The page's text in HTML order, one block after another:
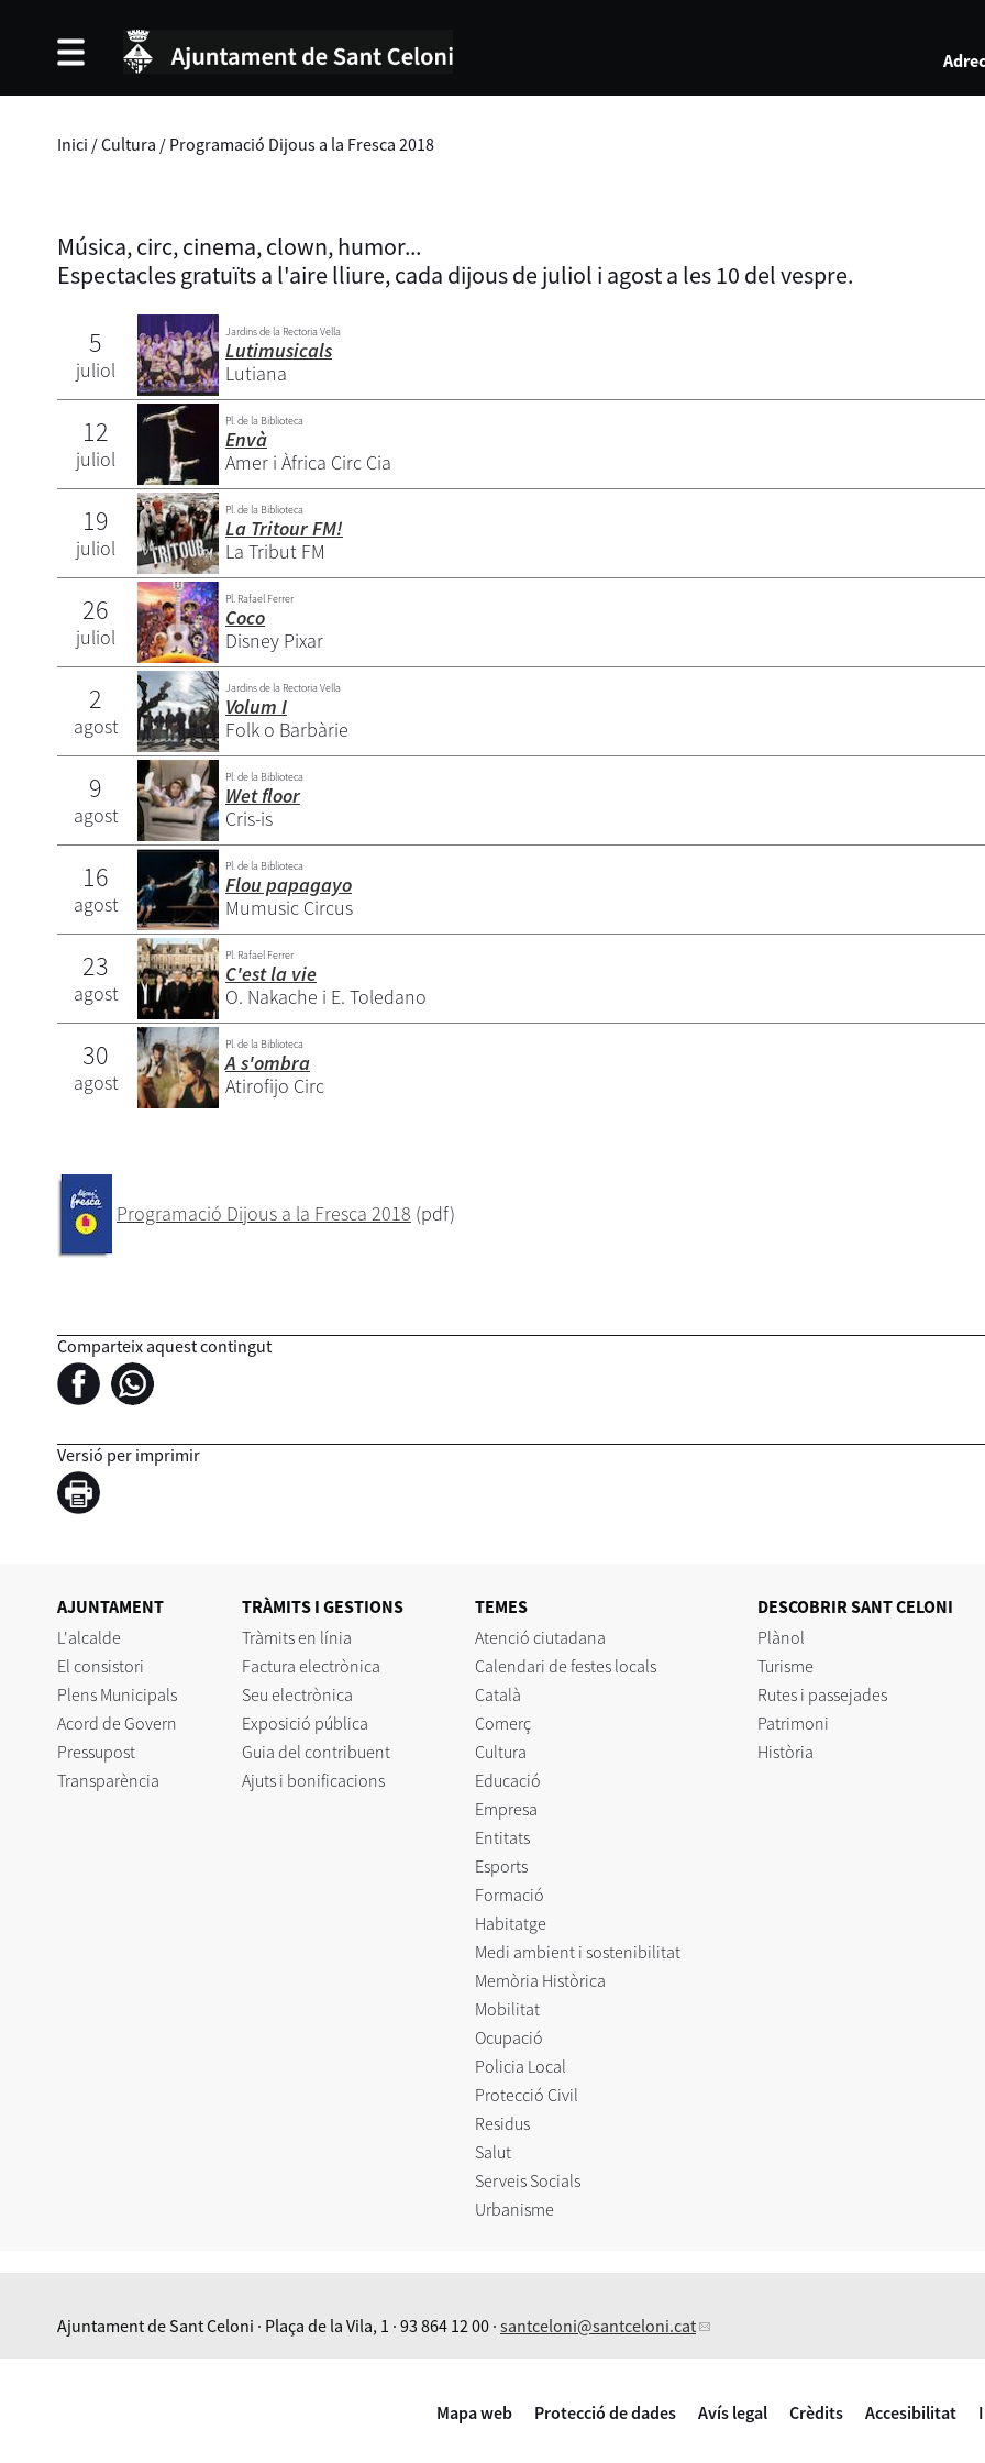
Inici /Cultura / Programació Dijous a la Fresca 2018
Música, circ, cinema, clown, humor...
Espectacles gratuïts a l'aire lliure, cada dijous de juliol i agost a les 10 del vespre.
5
juliol
Jardins de la Rectoria Vella
Lutimusicals
Lutiana
12
juliol
Pl. de la Biblioteca
Envà
Amer i Àfrica Circ Cia
19
juliol
Pl. de la Biblioteca
La Tritour FM!
La Tribut FM
26
juliol
Pl. Rafael Ferrer
Coco
Disney Pixar
2
agost
Jardins de la Rectoria Vella
Volum I
Folk o Barbàrie
9
agost
Pl. de la Biblioteca
Wet floor
Cris-is
16
agost
Pl. de la Biblioteca
Flou papagayo
Mumusic Circus
23
agost
Pl. Rafael Ferrer
C'est la vie
O. Nakache i E. Toledano
30
agost
Pl. de la Biblioteca
A s'ombra
Atirofijo Circ
Programació Dijous a la Fresca 2018 (pdf)
Comparteix aquest contingut
Versió per imprimir
AJUNTAMENT
L'alcalde
El consistori
Plens Municipals
Acord de Govern
Pressupost
Transparència
TRÀMITS I GESTIONS
Tràmits en línia
Factura electrònica
Seu electrònica
Exposició pública
Guia del contribuent
Ajuts i bonificacions
TEMES
Atenció ciutadana
Calendari de festes locals
Català
Comerç
Cultura
Educació
Empresa
Entitats
Esports
Formació
Habitatge
Medi ambient i sostenibilitat
Memòria Històrica
Mobilitat
Ocupació
Policia Local
Protecció Civil
Residus
Salut
Serveis Socials
Urbanisme
DESCOBRIR SANT CELONI
Plànol
Turisme
Rutes i passejades
Patrimoni
Història
Ajuntament de Sant Celoni · Plaça de la Vila, 1 · 93 864 12 00 · santceloni@santceloni.cat
Mapa web Protecció de dades Avís legal Crèdits Accesibilitat